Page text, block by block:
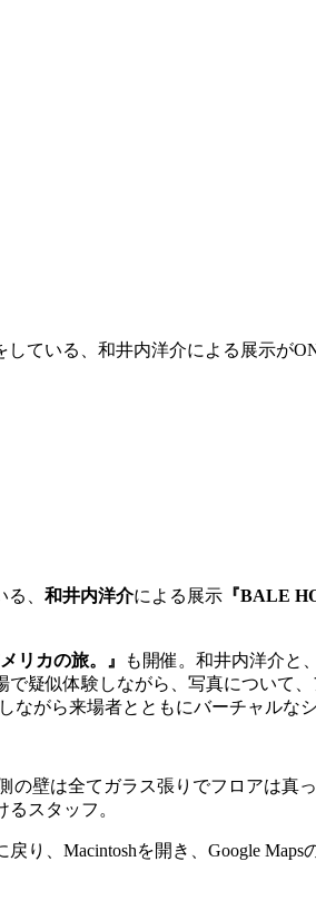
ている、和井内洋介による展示が
、 和井内洋介による展示 『BALE
リカの旅。』 も開催。和井内洋介と
疑似体験しながら、写真について
がら来場者とともにバーチャルな
壁は全てガラス張りでフロアは真
スタッフ。
、Macintoshを開き、Google